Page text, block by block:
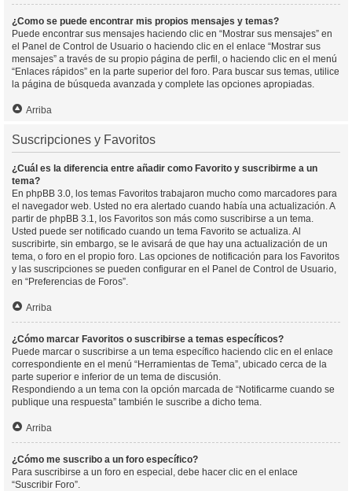
¿Como se puede encontrar mis propios mensajes y temas?
Puede encontrar sus mensajes haciendo clic en “Mostrar sus mensajes” en
el Panel de Control de Usuario o haciendo clic en el enlace “Mostrar sus
mensajes” a través de su propio página de perfil, o haciendo clic en el menú
“Enlaces rápidos” en la parte superior del foro. Para buscar sus temas, utilice
la página de búsqueda avanzada y complete las opciones apropiadas.
Arriba
Suscripciones y Favoritos
¿Cuál es la diferencia entre añadir como Favorito y suscribirme a un
tema?
En phpBB 3.0, los temas Favoritos trabajaron mucho como marcadores para
el navegador web. Usted no era alertado cuando había una actualización. A
partir de phpBB 3.1, los Favoritos son más como suscribirse a un tema.
Usted puede ser notificado cuando un tema Favorito se actualiza. Al
suscribirte, sin embargo, se le avisará de que hay una actualización de un
tema, o foro en el propio foro. Las opciones de notificación para los Favoritos
y las suscripciones se pueden configurar en el Panel de Control de Usuario,
en “Preferencias de Foros”.
Arriba
¿Cómo marcar Favoritos o suscribirse a temas específicos?
Puede marcar o suscribirse a un tema específico haciendo clic en el enlace
correspondiente en el menú “Herramientas de Tema”, ubicado cerca de la
parte superior e inferior de un tema de discusión.
Respondiendo a un tema con la opción marcada de “Notificarme cuando se
publique una respuesta” también le suscribe a dicho tema.
Arriba
¿Cómo me suscribo a un foro específico?
Para suscribirse a un foro en especial, debe hacer clic en el enlace
“Suscribir Foro”.